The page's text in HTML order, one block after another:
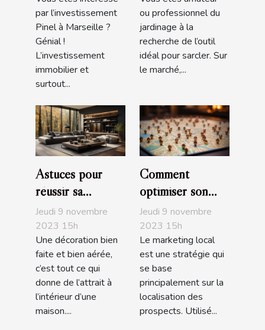
par l’investissement
Pinel à Marseille ?
Génial !
L’investissement
immobilier et
surtout...
ou professionnel du
jardinage à la
recherche de l’outil
idéal pour sarcler. Sur
le marché,...
Astuces pour
réussir sa
décoration
d'intérieur
Jeudi 9 novembre
2023 15h
Une décoration bien
faite et bien aérée,
c’est tout ce qui
donne de l’attrait à
l’intérieur d’une
maison....
Comment
optimiser son
marketing local ?
Jeudi 9 novembre
2023 15h
Le marketing local
est une stratégie qui
se base
principalement sur la
localisation des
prospects. Utilisé...